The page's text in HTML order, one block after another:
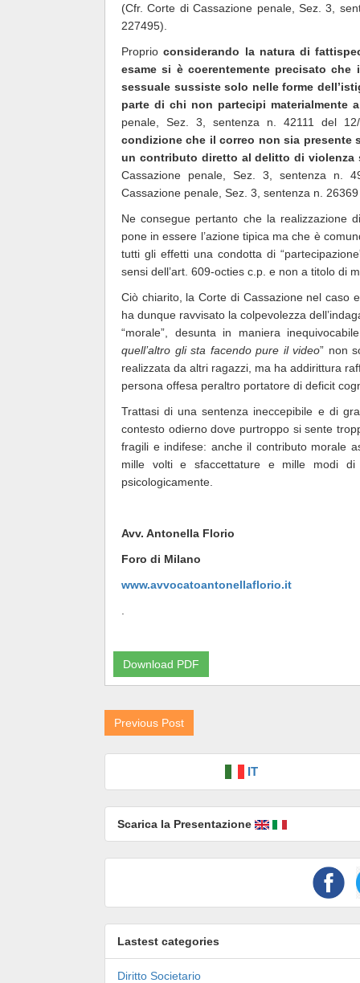
(Cfr. Corte di Cassazione penale, Sez. 3,
227495).
Proprioconsiderando la natura di
esame si è coerentemente precisato
sessuale sussiste solo nelle forme
parte di chi non partecipi materialmente
penale, Sez. 3, sentenza n. 42111 del
condizione che il correo non sia presente
un contributo diretto al delitto di violenza
Cassazione penale, Sez. 3, sentenza n.
Cassazione penale, Sez. 3, sentenza n.
Ne consegue pertanto che la realizzazione
pone in essere l’azione tipica ma che è
tutti gli effetti una condotta di
sensi dell’art. 609-octies c.p. e non a titolo di
Ciò chiarito, la Corte di Cassazione nel caso
ha dunque ravvisato la colpevolezza
“morale”, desunta in maniera
quell’altro gli sta facendo pure il video” non
realizzata da altri ragazzi, ma ha addirittura
persona offesa peraltro portatore di deficit
Trattasi di una sentenza ineccepibile e di
contesto odierno dove purtroppo si sente
fragili e indifese: anche il contributo morale
mille volti e sfaccettature e mille modi
psicologicamente.
Avv. Antonella Florio
Foro di Milano
www.avvocatoantonellaflorio.it
Download PDF
Previous Post
IT
Scarica la Presentazione
Lastest categories
Diritto Societario